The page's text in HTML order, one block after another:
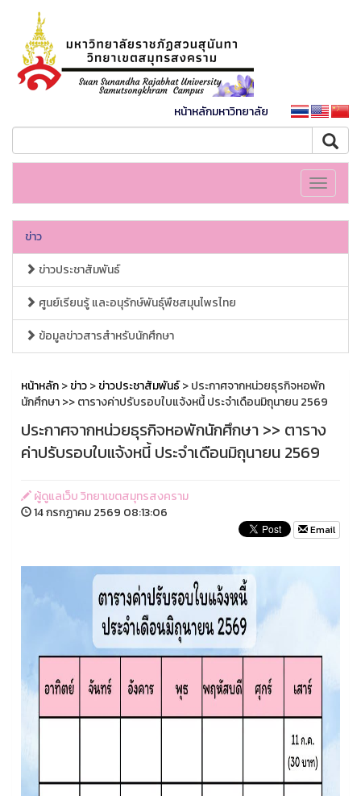
หน้าหลักมหาวิทยาลัย
Toggle
ข่าว
ข่าวประชาสัมพันธ์
ศูนย์เรียนรู้ และอนุรักษ์พันธุ์พืชสมุนไพรไทย
ข้อมูลข่าวสารสำหรับนักศึกษา
หน้าหลัก>ข่าว>ข่าวประชาสัมพันธ์> ประกาศจากหน่วยธุรกิจหอพัก
นักศึกษา >> ตารางค่าปรับรอบใบแจ้งหนี้ ประจำเดือนมิถุนายน 2569
ประกาศจากหน่วยธุรกิจหอพักนักศึกษา >> ตาราง
ค่าปรับรอบใบแจ้งหนี้ ประจำเดือนมิถุนายน 2569
ผู้ดูแลเว็บ วิทยาเขตสมุทรสงคราม
14 กรกฏาคม 2569 08:13:06
Email